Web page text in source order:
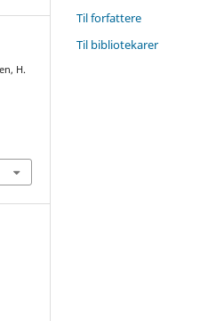
H.
Til forfattere
Til bibliotekarer